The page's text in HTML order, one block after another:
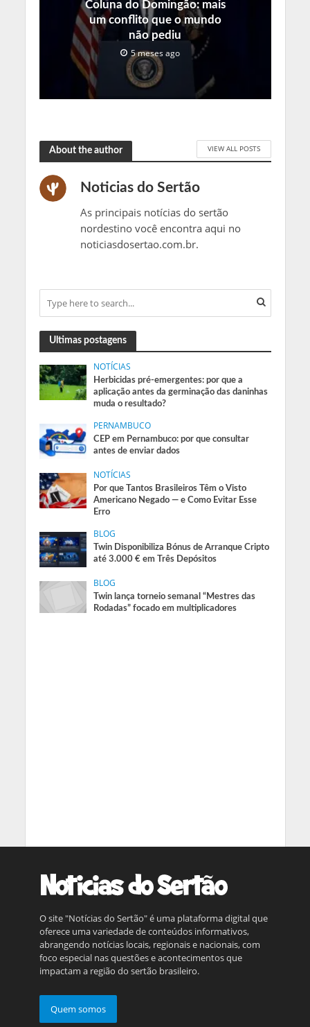
Coluna do Domingão: mais
um conflito que o mundo
não pediu
5 meses ago
About the author VIEW ALL POSTS
Noticias do Sertão
As principais notícias do sertão
nordestino você encontra aqui no
noticiasdosertao.com.br.
Ultimas postagens
NOTÍCIAS
Herbicidas pré-emergentes: por que a
aplicação antes da germinação das daninhas
muda o resultado?
PERNAMBUCO
CEP em Pernambuco: por que consultar
antes de enviar dados
NOTÍCIAS
Por que Tantos Brasileiros Têm o Visto
Americano Negado — e Como Evitar Esse
Erro
BLOG
Twin Disponibiliza Bónus de Arranque Cripto
até 3.000 € em Três Depósitos
BLOG
Twin lança torneio semanal “Mestres das
Rodadas” focado em multiplicadores
O site "Notícias do Sertão" é uma plataforma digital que
oferece uma variedade de conteúdos informativos,
abrangendo notícias locais, regionais e nacionais, com
foco especial nas questões e acontecimentos que
impactam a região do sertão brasileiro.
Quem somos